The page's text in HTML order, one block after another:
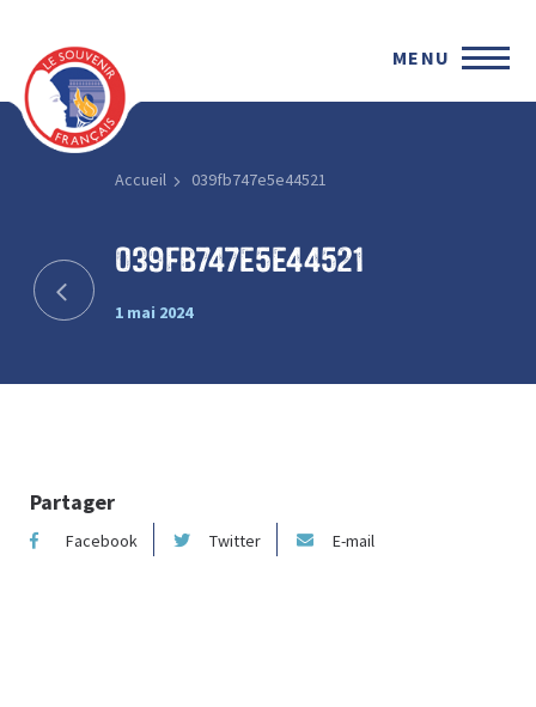
MENU
Accueil 039fb747e5e44521
039fb747e5e44521
1 mai 2024
Partager
Facebook Twitter E-mail